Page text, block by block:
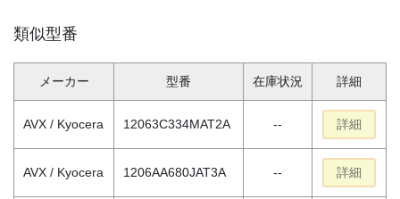
類似型番
メーカー 型番 在庫状況 詳細
AVX / Kyocera 12063C334MAT2A -- 詳細
AVX / Kyocera 1206AA680JAT3A -- 詳細